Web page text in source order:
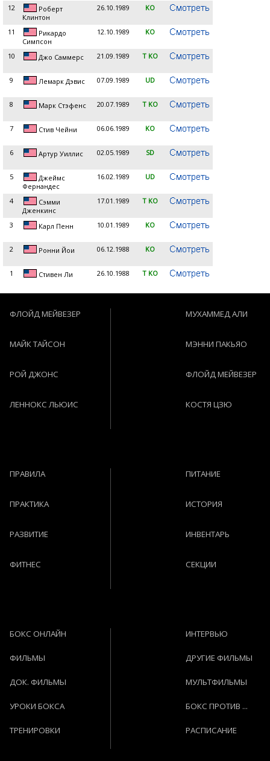
12
Роберт
Клинтон
26.10.1989 KO
11
Рикардо
Симпсон
12.10.1989 KO
10 Джо Саммерс 21.09.1989 T KO
9 Лемарк Дэвис 07.09.1989 UD
8 Марк Стэфенс 20.07.1989 T KO
7 Стив Чейни 06.06.1989 KO
6 Артур Уиллис 02.05.1989 SD
5
Джеймс
Фернандес
16.02.1989 UD
4
Сэмми
Дженкинс
17.01.1989 T KO
3 Карл Пенн 10.01.1989 KO
2 Ронни Йои 06.12.1988 KO
1 Стивен Ли 26.10.1988 T KO
ФЛОЙД МЕЙВЕЗЕР
МАЙК ТАЙСОН
РОЙ ДЖОНС
ЛЕННОКС ЛЬЮИС
МУХАММЕД АЛИ
МЭННИ ПАКЬЯО
ФЛОЙД МЕЙВЕЗЕР
КОСТЯ ЦЗЮ
ПРАВИЛА
ПРАКТИКА
РАЗВИТИЕ
ФИТНЕС
ПИТАНИЕ
ИСТОРИЯ
ИНВЕНТАРЬ
СЕКЦИИ
БОКС ОНЛАЙН
ФИЛЬМЫ
ДОК. ФИЛЬМЫ
УРОКИ БОКСА
ТРЕНИРОВКИ
ИНТЕРВЬЮ
ДРУГИЕ ФИЛЬМЫ
МУЛЬТФИЛЬМЫ
БОКС ПРОТИВ ...
РАСПИСАНИЕ